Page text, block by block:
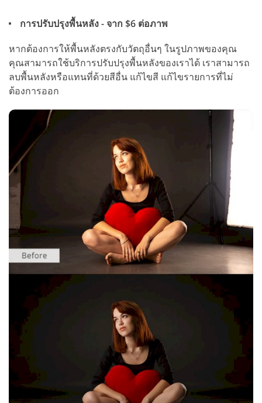
การปรับปรุงพื้นหลัง - จาก $6 ต่อภาพ
หากต้องการให้พื้นหลังตรงกับวัตถุอื่นๆ ในรูปภาพของคุณ
คุณสามารถใช้บริการปรับปรุงพื้นหลังของเราได้ เราสามารถ
ลบพื้นหลังหรือแทนที่ด้วยสีอื่น แก้ไขสี แก้ไขรายการที่ไม่
ต้องการออก